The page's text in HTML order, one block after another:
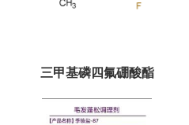
三甲基磷四氟硼酸酯